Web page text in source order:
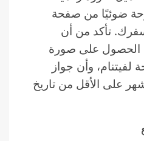
ضوئيًا من صفحة
سفرك. تأكد من أن
الحصول على صورة
لفيتنام، وأن جواز
صالح لمدة 6 أشهر على الأقل من تاريخ